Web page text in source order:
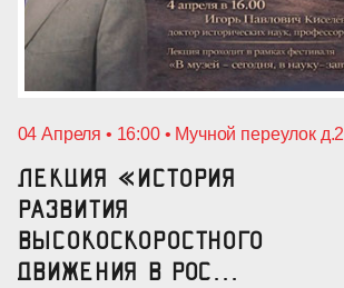
04 Апреля • 16:00 • Мучной переулок д.2
Лекция «История
развития
высокоскоростного
движения в Рос...